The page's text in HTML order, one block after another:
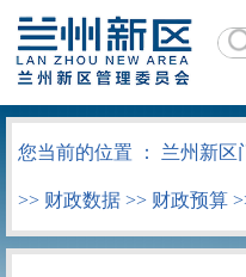
您当前的位置 ： 兰州新区
>> 财政数据 >> 财政预算